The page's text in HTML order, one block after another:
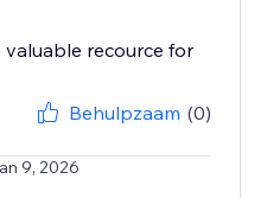
recource for
Behulpzaam (0)
9, 2026